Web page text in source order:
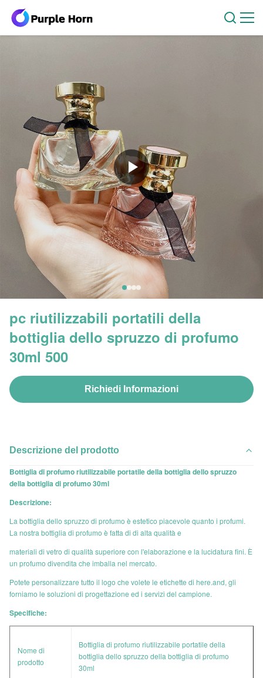
pc riutilizzabili portatili della
bottiglia dello spruzzo di profumo
30ml 500
Richiedi Informazioni
Descrizione del prodotto
Bottiglia di profumo riutilizzabile portatile della bottiglia dello spruzzo
della bottiglia di profumo 30ml
Descrizione:
La bottiglia dello spruzzo di profumo è estetico piacevole quanto i profumi.
La nostra bottiglia di profumo è fatta di di alta qualità e
materiali di vetro di qualità superiore con l'elaborazione e la lucidatura fini. È
un profumo divendita che imballa nel mercato.
Potete personalizzare tutto il logo che volete le etichette di here.and, gli
forniamo le soluzioni di progettazione ed i servizi del campione.
Specifiche:
Nome di
prodotto
Bottiglia di profumo riutilizzabile portatile della
bottiglia dello spruzzo della bottiglia di profumo
30ml